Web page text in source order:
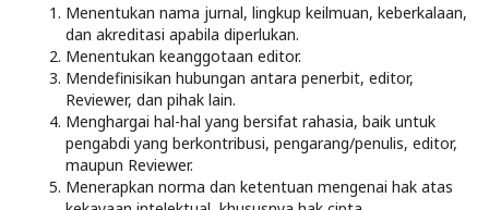
Menentukan nama jurnal, lingkup keilmuan, keberkalaan,
dan akreditasi apabila diperlukan.
Menentukan keanggotaan editor.
Mendefinisikan hubungan antara penerbit, editor,
Reviewer, dan pihak lain.
Menghargai hal-hal yang bersifat rahasia, baik untuk
pengabdi yang berkontribusi, pengarang/penulis, editor,
maupun Reviewer.
Menerapkan norma dan ketentuan mengenai hak atas